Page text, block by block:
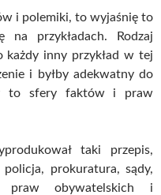
i polemiki, to wyjaśnię to
na przykładach. Rodzaj
każdy inny przykład w tej
i byłby adekwatny do
to sfery faktów i praw
taki przepis,
prokuratura, sądy,
praw obywatelskich i